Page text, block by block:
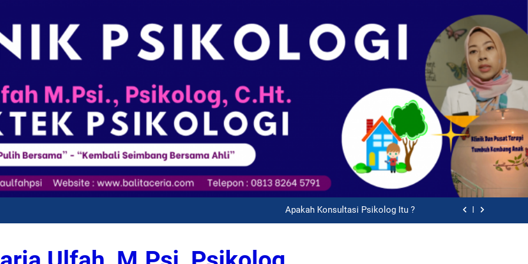
Dinamika Psikologis Perempuan dalam Fase Pasca-Putus Cinta (Heartbreak)
Psikolog Keluarga | Konsultasi Keluarga
Seberapa Penting Anak Berkebutuhan Khusus (ABK) Perlu ke Psikolog
Apakah Konsultasi Psikolog Itu ?
Psikolog Keluarga | Konsultasi Keluarga